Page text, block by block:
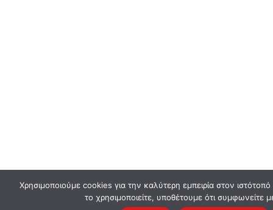
Χρησιμοποιούμε cookies για την καλύτερη εμπειρία στον
το χρησιμοποιείτε, υποθέτουμε ότι συμφωνείτε